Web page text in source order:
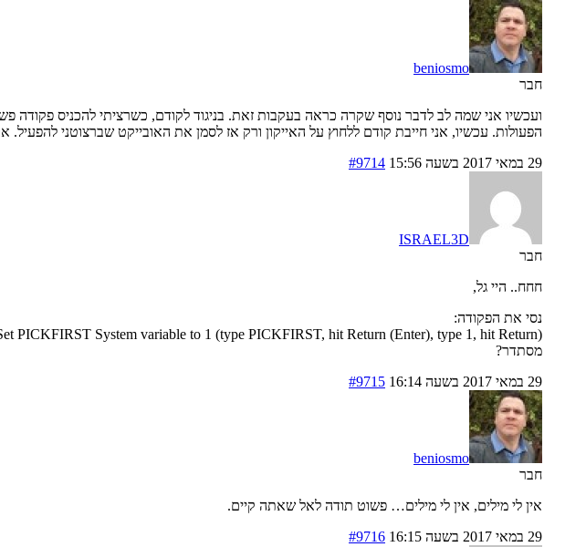
beniosmo
חבר
הפעולות. עכשיו, אני חייבת קודם ללחוץ על האייקון ורק אז לסמן את האובייקט שברצוטני
29 במאי 2017 בשעה 15:56
#9714
ISRAEL3D
חבר
חחח.. היי גל,
נסי את הפקודה:
PICKFIRST System variable to 1 (type PICKFIRST, hit Return (Enter), type 1, hit Return).
מסתדר?
29 במאי 2017 בשעה 16:14
#9715
beniosmo
חבר
אין לי מילים, אין לי מילים… פשוט תודה לאל שאתה קיים.
29 במאי 2017 בשעה 16:15
#9716